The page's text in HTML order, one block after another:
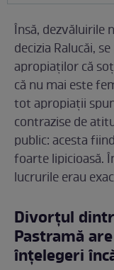
Însă, dezvăluirile
decizia Ralucăi,
apropiaților că
că nu mai este
tot apropiații
contrazise de
public: acesta
foarte lipicioasă.
lucrurile erau
Divorțul
Pastramă
înțelegeri